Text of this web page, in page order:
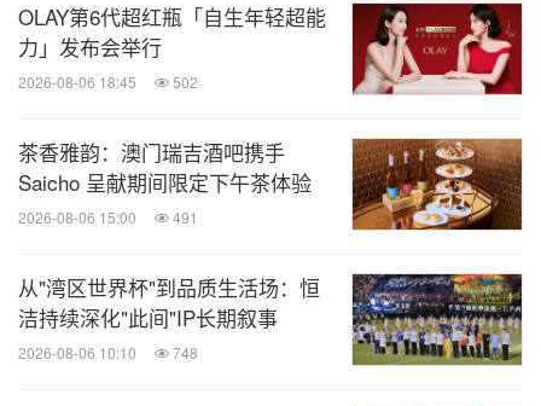
消息来源：Tumi, Inc.
知消
微信公众号“知消”发布全球消费品、零售、时
尚、物流行业最新动态。扫描二维码，立即
关键词：日用品 零售业 体育运动
旅游业
OLAY第6代超红瓶「自生年轻超能
力」发布会举行
2026-08-06 18:45 502
茶香雅韵：澳门瑞吉酒吧携手
Saicho 呈献期间限定下午茶体验
2026-08-06 15:00 491
从"湾区世界杯"到品质生活场：恒
洁持续深化"此间"IP长期叙事
2026-08-06 10:10 748